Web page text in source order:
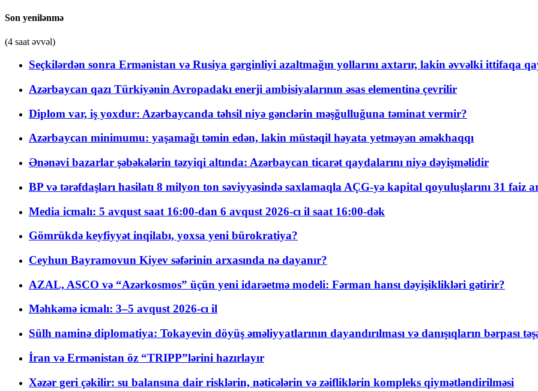
Son yenilənmə
(4 saat əvvəl)
Seçkilərdən sonra Ermənistan və Rusiya gərginliyi azaltmağın yollarını axtarır, lakin əvvəlki ittifaqa
Azərbaycan qazı Türkiyənin Avropadakı enerji ambisiyalarının əsas elementinə çevrilir
Diplom var, iş yoxdur: Azərbaycanda təhsil niyə gənclərin məşğulluğuna təminat vermir?
Azərbaycan minimumu: yaşamağı təmin edən, lakin müstəqil həyata yetməyən əməkhaqqı
Ənənəvi bazarlar şəbəkələrin təzyiqi altında: Azərbaycan ticarət qaydalarını niyə dəyişməlidir
BP və tərəfdaşları hasilatı 8 milyon ton səviyyəsində saxlamaqla AÇG-yə kapital qoyuluşlarını 31 faiz
Media icmalı: 5 avqust saat 16:00-dan 6 avqust 2026-cı il saat 16:00-dək
Gömrükdə keyfiyyət inqilabı, yoxsa yeni bürokratiya?
Ceyhun Bayramovun Kiyev səfərinin arxasında nə dayanır?
AZAL, ASCO və “Azərkosmos” üçün yeni idarəetmə modeli: Fərman hansı dəyişiklikləri gətirir?
Məhkəmə icmalı: 3–5 avqust 2026-cı il
Sülh naminə diplomatiya: Tokayevin döyüş əməliyyatlarının dayandırılması və danışıqların bərpası
İran və Ermənistan öz “TRIPP”lərini hazırlayır
Xəzər geri çəkilir: su balansına dair risklərin, nəticələrin və zəifliklərin kompleks qiymətləndirilməsi